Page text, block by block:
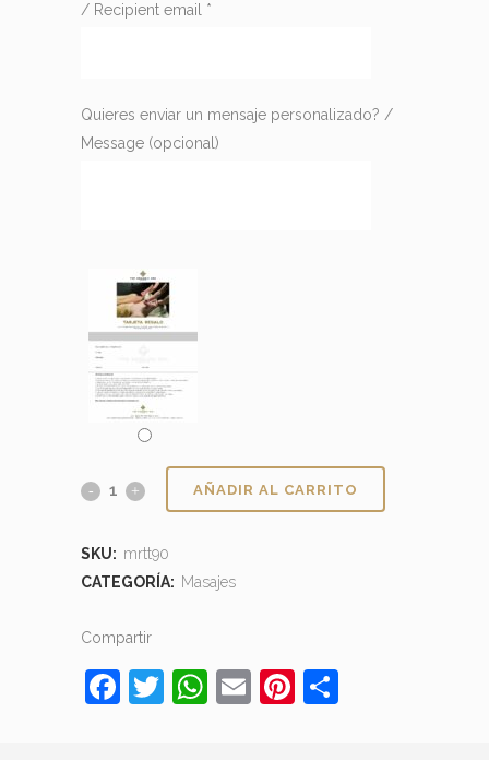
/ Recipient email *
Quieres enviar un mensaje personalizado? /
Message (opcional)
AÑADIR AL CARRITO
SKU: mrtt90
CATEGORÍA: Masajes
Compartir
Facebook
Twitter
WhatsApp
EmailPinterest